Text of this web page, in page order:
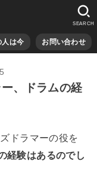
人は今 お問い合わせ
SEARCH
ー、ドラムの経
ドラマーの役を
経験はあるのでし